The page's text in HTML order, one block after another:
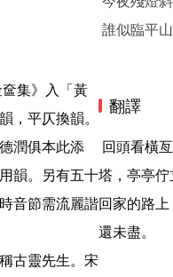
平仄換韻。
潤俱本此添
韻。另有五十
音節需流麗諧
古靈先生。宋
誰似臨平
翻譯
塔，亭亭佇
回家的路
還未盡。